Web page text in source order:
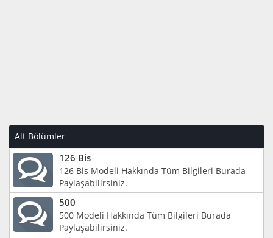
Alt Bölümler
126 Bis
126 Bis Modeli Hakkında Tüm Bilgileri Burada
Paylaşabilirsiniz.
500
500 Modeli Hakkında Tüm Bilgileri Burada
Paylaşabilirsiniz.